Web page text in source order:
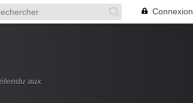
Connexion
aux